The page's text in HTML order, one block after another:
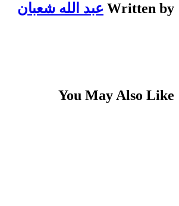
Written by عبد الله شعبان
You May Also Like